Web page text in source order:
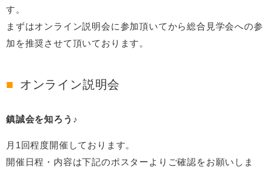
す。
まずはオンライン説明会に参加頂いてから総合見学会への参
加を推奨させて頂いております。
オンライン説明会
鎮誠会を知ろう♪
月1回程度開催しております。
開催日程・内容は下記のポスターよりご確認をお願いしま